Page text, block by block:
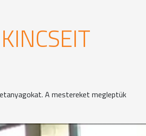
A mestereket megleptük